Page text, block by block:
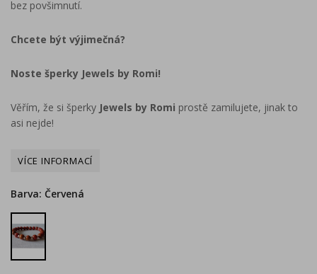
bez povšimnutí.
Chcete být výjimečná?
Noste šperky Jewels by Romi!
Věřím, že si šperky Jewels by Romi prostě zamilujete, jinak to
asi nejde!
Barva: Červená
Červená